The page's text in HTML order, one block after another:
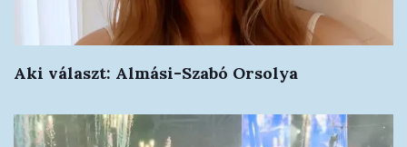
Aki választ: Almási-Szabó Orsolya